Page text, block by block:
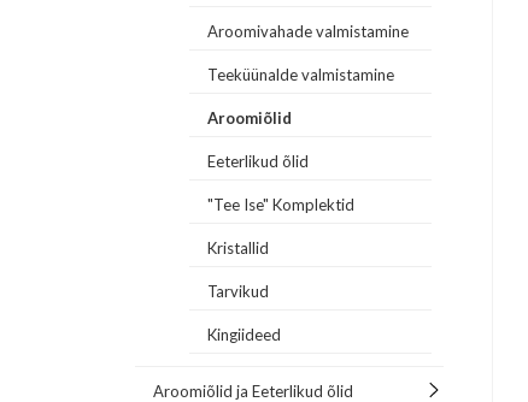
Aroomivahade valmistamine
Teeküünalde valmistamine
Aroomiõlid
Eeterlikud õlid
"Tee Ise" Komplektid
Kristallid
Tarvikud
Kingiideed
Aroomiõlid ja Eeterlikud õlid